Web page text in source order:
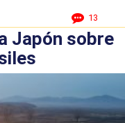
13
Japón sobre